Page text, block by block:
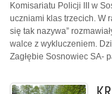
Komisariatu Policji III w
uczniami klas trzecich. W
się tak nazywa”
walce z wykluczeniem.
Zagłębie Sosnowiec SA-